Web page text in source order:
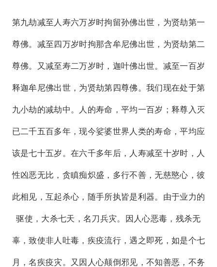
第九劫减至人寿六万岁时拘留孙佛出世，为贤劫第一
尊佛。减至四万岁时拘那含牟尼佛出世，为贤劫第二
尊佛。又减至寿二万岁时，迦叶佛出世。减至一百岁
释迦牟尼佛出世，为贤劫第四尊佛。我们现在处于第
九小劫的减劫中。人的寿命，平均一百岁；释尊入灭
已二千五百多年，现今娑婆世界人类的寿命，平均应
该是七十五岁。在六千多年后，人寿减至十岁时，人
性凶恶无比，贪瞋痴炽盛，多行不善，无慈愍心，彼
此相见，互起杀心，随手所执皆是利器。由于业力的
驱使，大杀七天，名刀兵灾。因人心恶毒，残杀无
辜，致使非人吐毒，疾疫流行，遇之即死，如是个七
月，名疾疫灾。又因人心颠倒邪见，不知善恶，不务